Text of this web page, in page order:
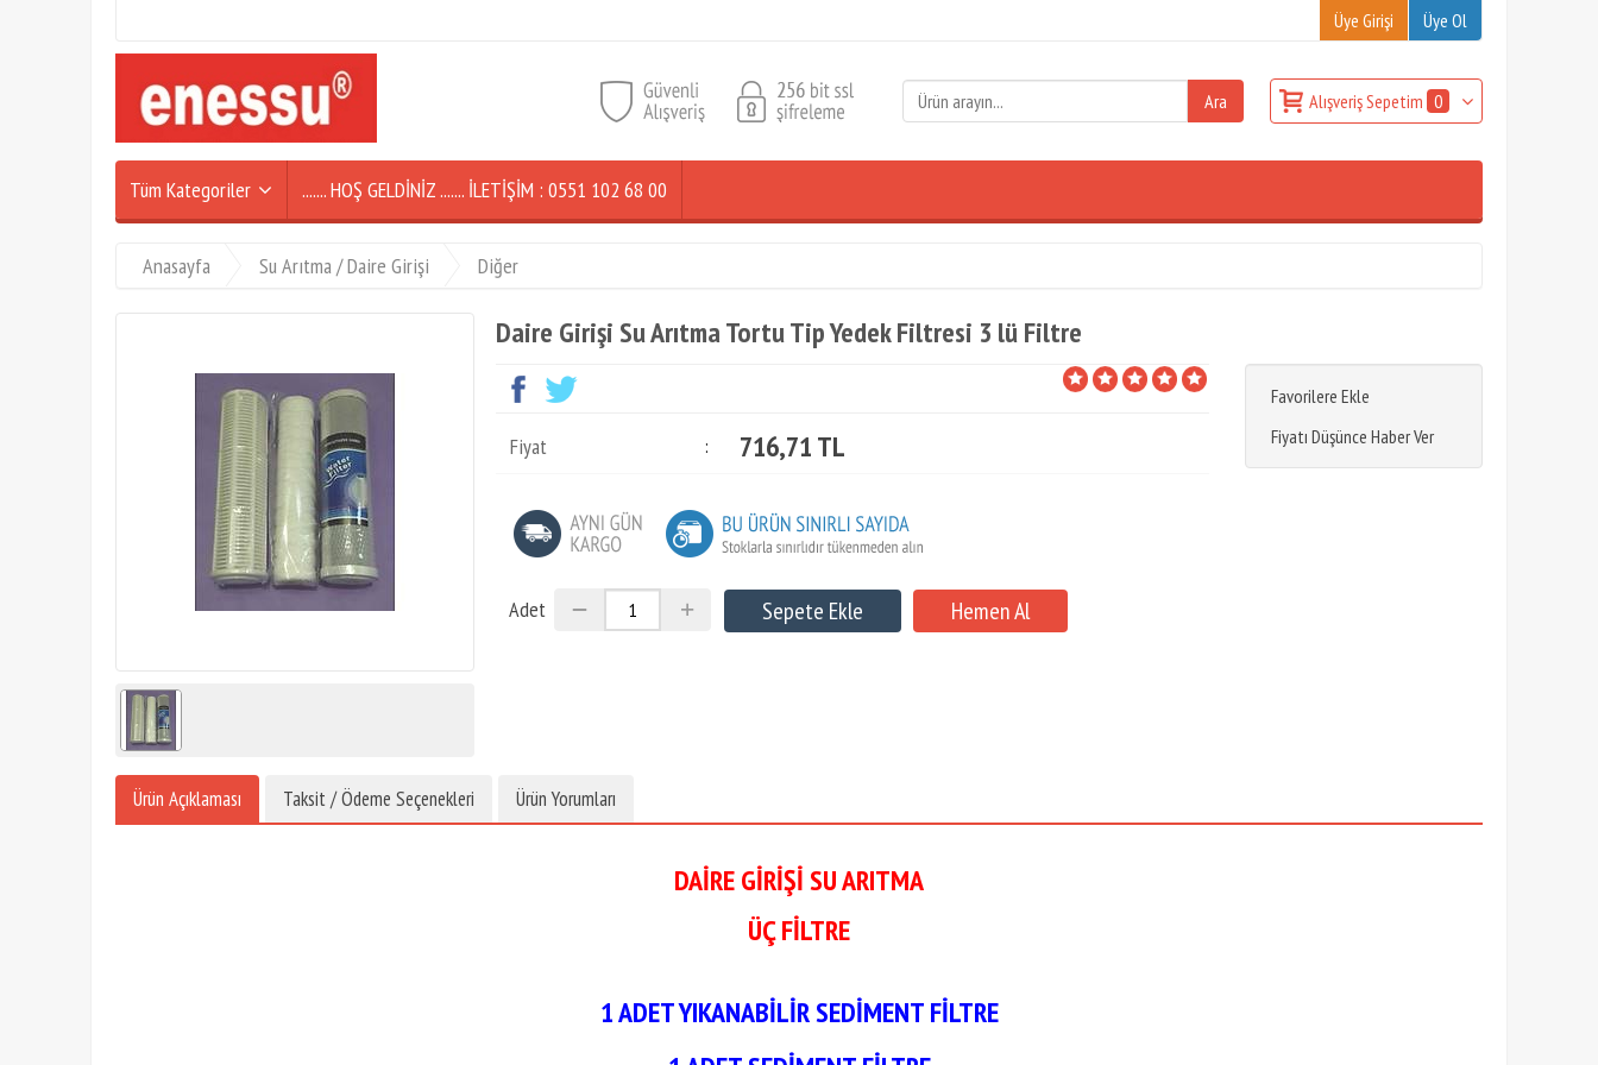
Üye Girişi Üye Ol
Alışveriş Sepetim 0
Tüm Kategoriler ....... HOŞ GELDİNİZ ....... İLETİŞİM : 0551 102 68 00
Anasayfa Su Arıtma / Daire Girişi Diğer
Daire Girişi Su Arıtma Tortu Tip Yedek Filtresi 3 lü Filtre
Favorilere Ekle
Fiyatı Düşünce Haber Ver
Fiyat : 716,71 TL
Adet
Ürün Açıklaması Taksit / Ödeme Seçenekleri Ürün Yorumları
DAİRE GİRİŞİ SU ARITMA
ÜÇ FİLTRE
1 ADET YIKANABİLİR SEDİMENT FİLTRE